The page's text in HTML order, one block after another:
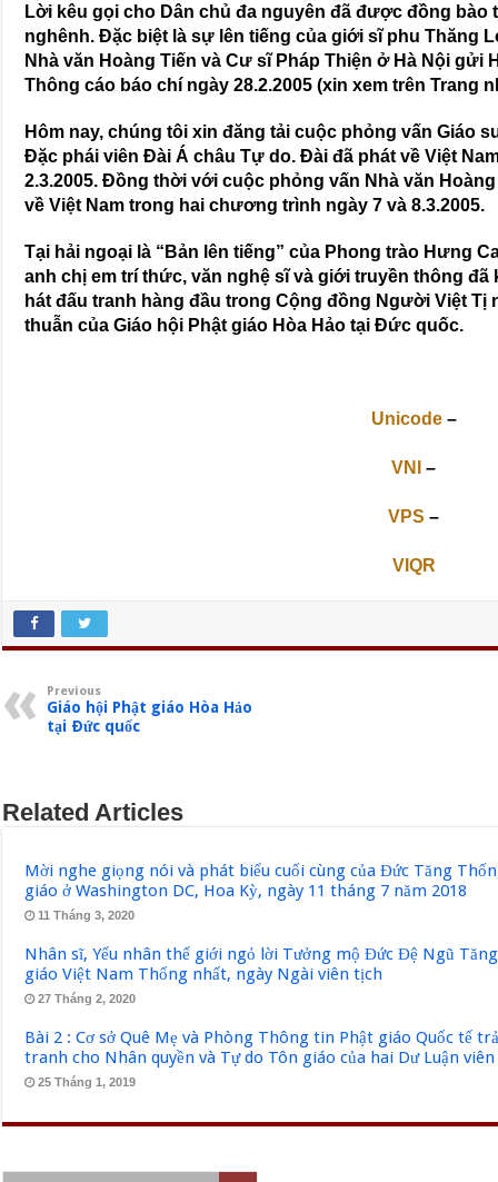
Lời kêu gọi cho Dân chủ đa nguyên đã được đồng
nghênh. Ðặc biệt là sự lên tiếng của giới sĩ phu Thăng
Nhà văn Hoàng Tiến và Cư sĩ Pháp Thiện ở Hà Nội
Thông cáo báo chí ngày 28.2.2005 (xin xem trên Trang
Hôm nay, chúng tôi xin đăng tải cuộc phỏng vấn Giáo
Ðặc phái viên Ðài Á châu Tự do. Ðài đã phát về Việt
2.3.2005. Ðồng thời với cuộc phỏng vấn Nhà văn
về Việt Nam trong hai chương trình ngày 7 và 8.3.2005.
Tại hải ngoại là “Bản lên tiếng” của Phong trào Hưng
anh chị em trí thức, văn nghệ sĩ và giới truyền thông
hát đấu tranh hàng đầu trong Cộng đồng Người Việt Tị
thuẫn của Giáo hội Phật giáo Hòa Hảo tại Ðức quốc.
Unicode–
VNI –
VPS –
VIQR
Previous
Giáo hội Phật giáo Hòa Hảo
tại Ðức quốc
Related Articles
Mời nghe giọng nói và phát biểu cuối cùng của Đức Tăng
giáo ở Washington DC, Hoa Kỳ, ngày 11 tháng 7 năm 2018
11 Tháng 3, 2020
Nhân sĩ, Yếu nhân thế giới ngỏ lời Tưởng mộ Đức Đệ Ngũ
giáo Việt Nam Thống nhất, ngày Ngài viên tịch
27 Tháng 2, 2020
Bài 2 : Cơ sở Quê Mẹ và Phòng Thông tin Phật giáo Quốc tế
tranh cho Nhân quyền và Tự do Tôn giáo của hai Dư Luận viên
25 Tháng 1, 2019